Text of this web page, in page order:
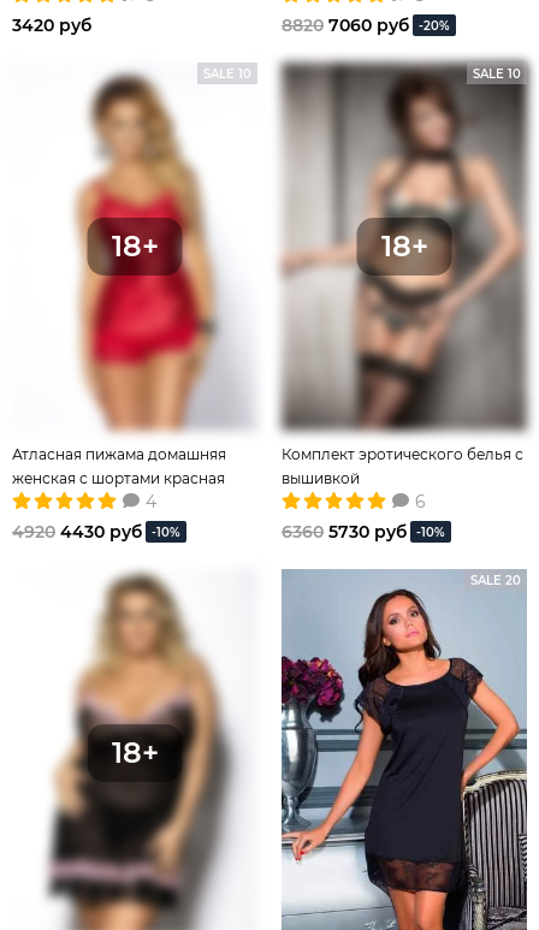
3420 руб
8820 7060 руб -20%
SALE 10
Атласная пижама домашняя
женская с шортами красная
4
4920 4430 руб -10%
SALE 10
Комплект эротического белья с
вышивкой
6
6360 5730 руб -10%
SALE 20